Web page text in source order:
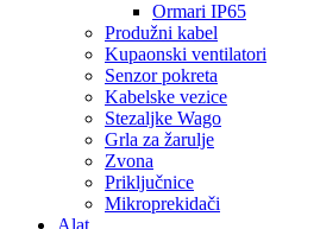
Ormari IP65
Produžni kabel
Kupaonski ventilatori
Senzor pokreta
Kabelske vezice
Stezaljke Wago
Grla za žarulje
Zvona
Priključnice
Mikroprekidači
Alat